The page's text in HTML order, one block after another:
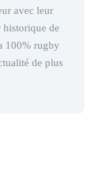
avec leur
historique de
100% rugby
de plus